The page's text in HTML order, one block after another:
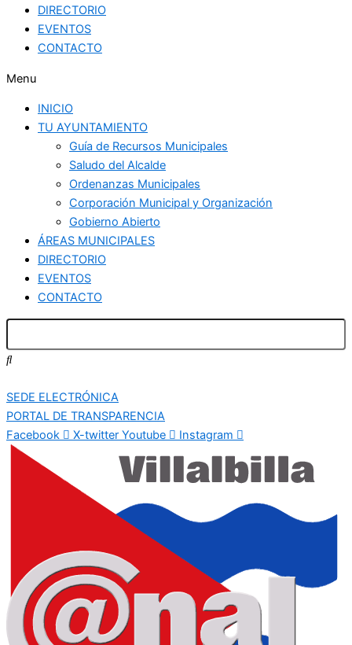
DIRECTORIO
EVENTOS
CONTACTO
Menu
INICIO
TU AYUNTAMIENTO
Guía de Recursos Municipales
Saludo del Alcalde
Ordenanzas Municipales
Corporación Municipal y Organización
Gobierno Abierto
ÁREAS MUNICIPALES
DIRECTORIO
EVENTOS
CONTACTO
SEDE ELECTRÓNICA
PORTAL DE TRANSPARENCIA
Facebook
X-twitter Youtube Instagram